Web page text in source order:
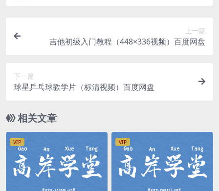
上一篇
吉他初级入门教程（448×336视频）百度网盘
下一篇
球星乒乓球教学片（标清视频）百度网盘
相关文章
VIP VIP